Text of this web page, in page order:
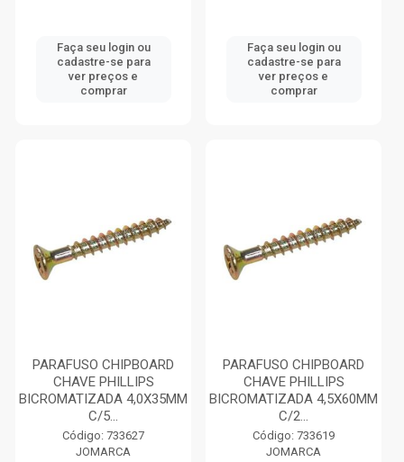
Faça seu login ou
cadastre-se para
ver preços e
comprar
Faça seu login ou
cadastre-se para
ver preços e
comprar
PARAFUSO CHIPBOARD
CHAVE PHILLIPS
BICROMATIZADA 4,0X35MM
C/5...
Código: 733627
JOMARCA
PARAFUSO CHIPBOARD
CHAVE PHILLIPS
BICROMATIZADA 4,5X60MM
C/2...
Código: 733619
JOMARCA